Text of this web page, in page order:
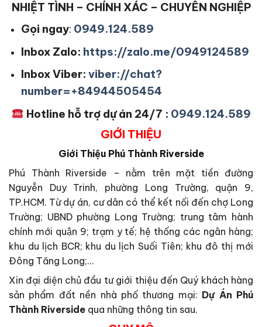
NHIỆT TÌNH – CHÍNH XÁC – CHUYÊN NGHIỆP
Gọi ngay: 0949.124.589
Inbox Zalo: https://zalo.me/0949124589
Inbox Viber: viber://chat?
number=+84944505454
Hotline hỗ trợ dự án 24/7 : 0949.124.589
GIỚI THIỆU
Giới Thiệu Phú Thành Riverside
Phú Thành Riverside – nằm trên mặt tiền đường
Nguyễn Duy Trinh, phường Long Trường, quận 9,
TP.HCM. Từ dự án, cư dân có thể kết nối đến chợ Long
Trường; UBND phường Long Trường; trung tâm hành
chính mới quận 9; trạm y tế; hệ thống các ngân hàng;
khu du lịch BCR; khu du lịch Suối Tiên; khu đô thị mới
Đông Tăng Long;…
Xin đại diện chủ đầu tư giới thiệu đến Quý khách hàng
sản phẩm đất nền nhà phố thương mại: Dự Án Phú
Thành Riverside qua những thông tin sau.